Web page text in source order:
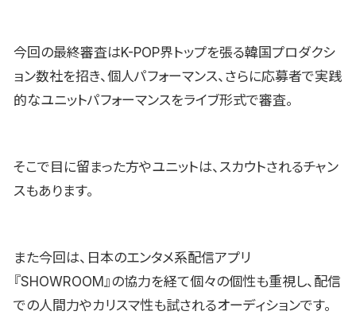
今回の最終審査はK-POP界トップを張る韓国プロダクシ
ョン数社を招き、個人パフォーマンス、さらに応募者で実践
的なユニットパフォーマンスをライブ形式で審査。
そこで目に留まった方やユニットは、スカウトされるチャン
スもあります。
また今回は、日本のエンタメ系配信アプリ
『SHOWROOM』の協力を経て個々の個性も重視し、配信
での人間力やカリスマ性も試されるオーディションです。